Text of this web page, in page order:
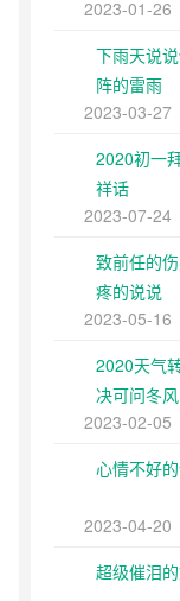
2023-01-26
下雨天说
阵的雷雨
2023-03-27
2020初一
祥话
2023-07-24
致前任的
疼的说说
2023-05-16
2020天气
决可问冬风
2023-02-05
心情不好
2023-04-20
超级催泪